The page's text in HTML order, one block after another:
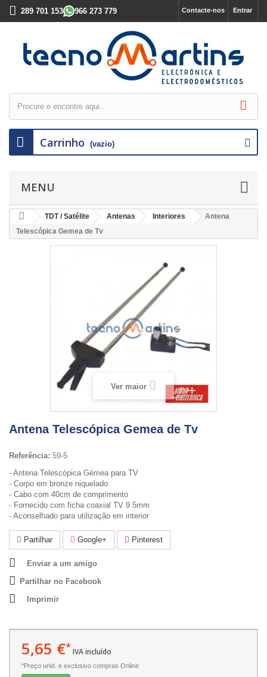
Entrar
Contacte-nos
289 701 153 966 273 779
Carrinho (vazio)
MENU
TDT / Satélite Antenas Interiores
Antena
Telescópica Gemea de Tv
Ver maior
Antena Telescópica Gemea de Tv
Referência: 59-5
- Antena Telescópica Gémea para TV
- Corpo em bronze niquelado
- Cabo com 40cm de comprimento
- Fornecido com ficha coaxial TV 9.5mm
- Aconselhado para utilização em interior
Partilhar Google+ Pinterest
Enviar a um amigo
Partilhar no Facebook
Imprimir
5,65 €*IVA incluído
*Preço unid. e exclusivo compras Online